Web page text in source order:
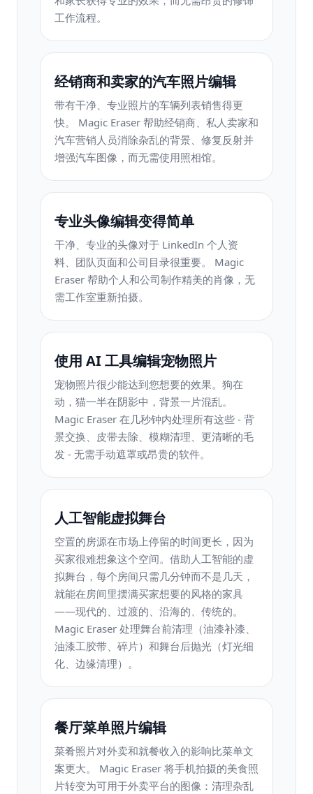
工作流程。
经销商和卖家的汽车照片编辑
带有干净、专业照片的车辆列表销售得更
快。 Magic Eraser 帮助经销商、私人卖家和
汽车营销人员消除杂乱的背景、修复反射并
增强汽车图像，而无需使用照相馆。
专业头像编辑变得简单
干净、专业的头像对于 LinkedIn 个人资
料、团队页面和公司目录很重要。 Magic
Eraser 帮助个人和公司制作精美的肖像，无
需工作室重新拍摄。
使用 AI 工具编辑宠物照片
宠物照片很少能达到您想要的效果。狗在
动，猫一半在阴影中，背景一片混乱。
Magic Eraser 在几秒钟内处理所有这些 - 背
景交换、皮带去除、模糊清理、更清晰的毛
发 - 无需手动遮罩或昂贵的软件。
人工智能虚拟舞台
空置的房源在市场上停留的时间更长，因为
买家很难想象这个空间。借助人工智能的虚
拟舞台，每个房间只需几分钟而不是几天，
就能在房间里摆满买家想要的风格的家具
——现代的、过渡的、沿海的、传统的。
Magic Eraser 处理舞台前清理（油漆补漆、
油漆工胶带、碎片）和舞台后抛光（灯光细
化、边缘清理）。
餐厅菜单照片编辑
菜肴照片对外卖和就餐收入的影响比菜单文
案更大。 Magic Eraser 将手机拍摄的美食照
片转变为可用于外卖平台的图像：清理杂乱